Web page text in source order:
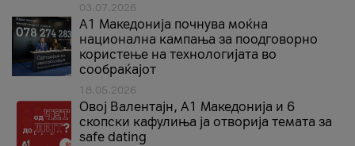
03.07.2026
A1 Македонија почнува моќна
национална кампања за поодговорно
користење на технологијата во
сообраќајот
18.05.2026
Овој Валентајн, A1 Македонија и 6
скопски кафулиња ја отворија темата за
safe dating